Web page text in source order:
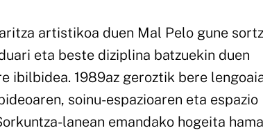
artistikoa duen Mal Pelo gune
eta beste diziplina batzuekin duen
ibilbidea. 1989az geroztik bere
soinu-espazioaren eta espazio
lanean emandako hogeita